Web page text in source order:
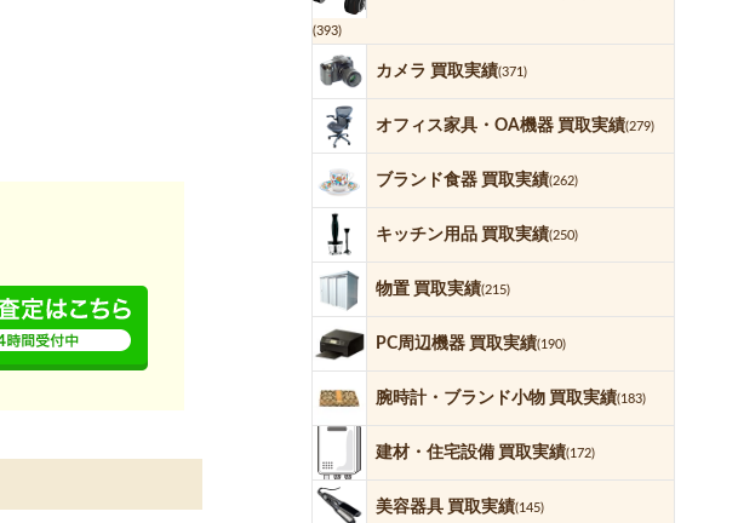
(393)
カメラ 買取実績(371)
オフィス家具・OA機器 買取実績(279)
ブランド食器 買取実績(262)
キッチン用品 買取実績(250)
物置 買取実績(215)
PC周辺機器 買取実績(190)
腕時計・ブランド小物 買取実績(183)
建材・住宅設備 買取実績(172)
美容器具 買取実績(145)